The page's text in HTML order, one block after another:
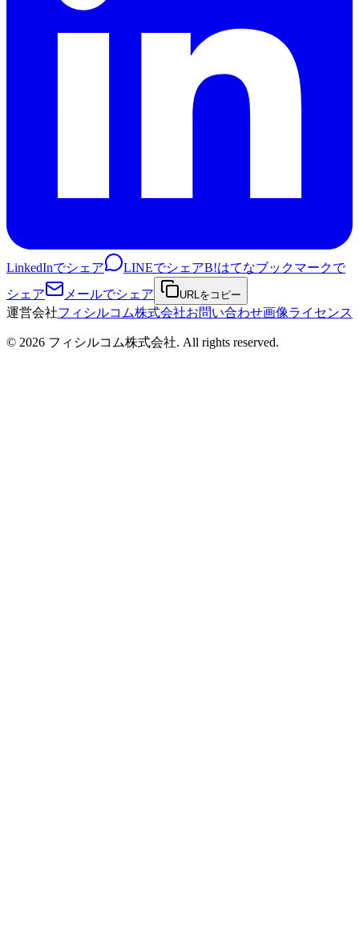
LinkedInでシェア LINEでシェアB!はてなブックマークで
シェア
メールでシェア URLをコピー
運営会社フィシルコム株式会社お問い合わせ画像ライセンス
© 2026 フィシルコム株式会社. All rights reserved.